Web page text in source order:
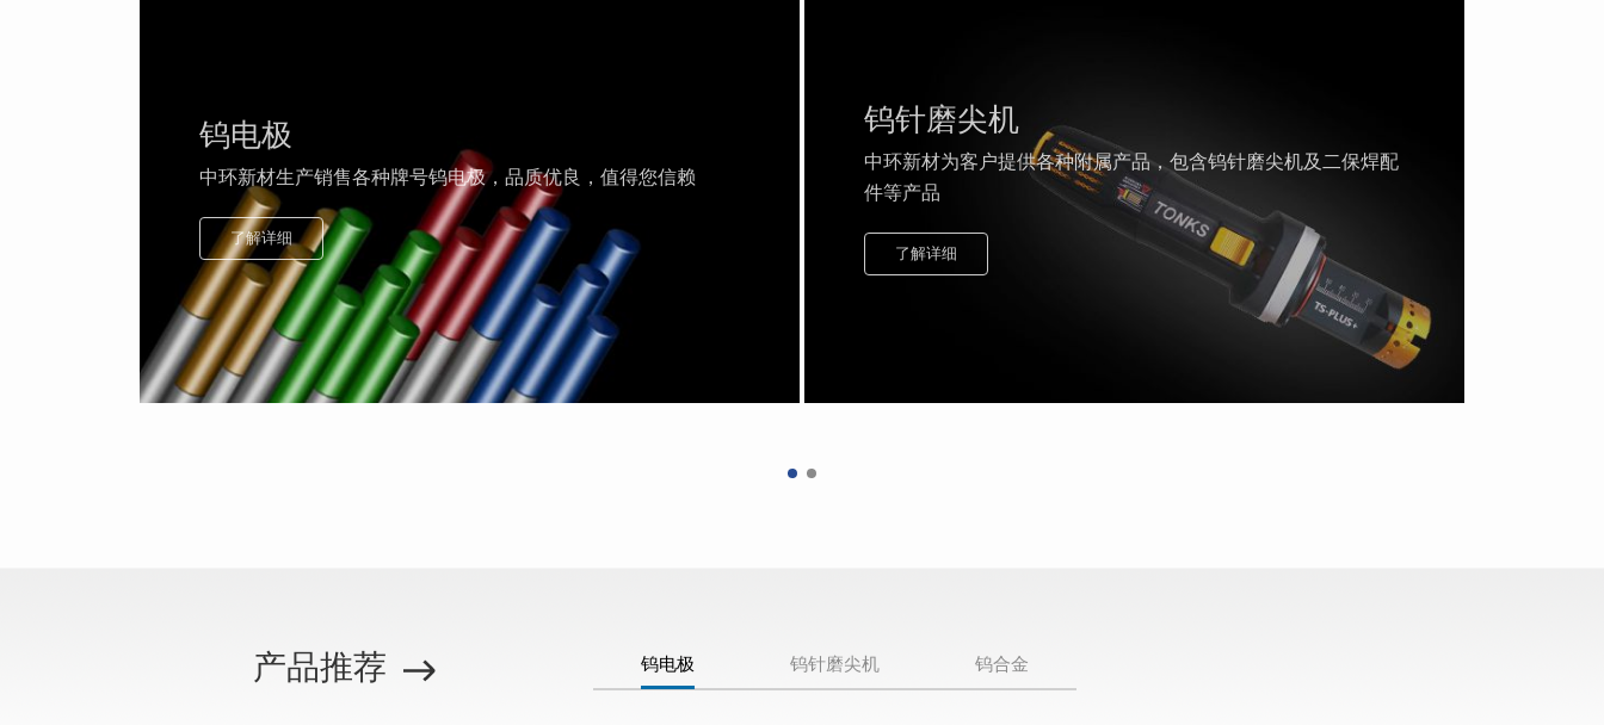
钨电极
中环新材生产销售各种牌号钨电极，品质优良，值得您信赖
了解详细
钨针磨尖机
中环新材为客户提供各种附属产品，包含钨针磨尖机及二保焊配
件等产品
了解详细
产品推荐 钨电极 钨针磨尖机 钨合金